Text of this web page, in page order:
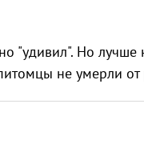
"удивил". Но
не умерли от